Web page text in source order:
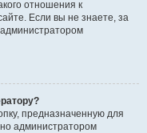
отношения к
Если вы не знаете, за
предназначенную для
администратором